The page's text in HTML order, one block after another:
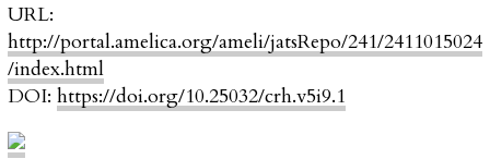
URL:
http://portal.amelica.org/ameli/jatsRepo/241/2411015024
/index.html
DOI: https://doi.org/10.25032/crh.v5i9.1